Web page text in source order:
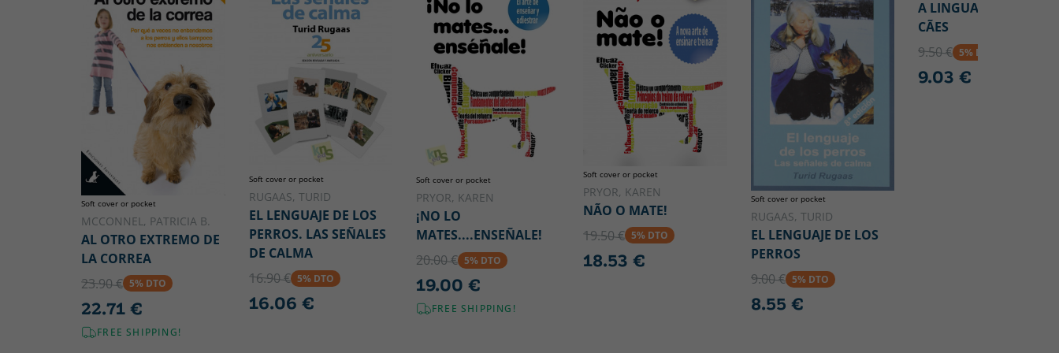
Soft cover or pocket
MCCONNEL, PATRICIA B.
AL OTRO EXTREMO DE
LA CORREA
23.90 € 5% DTO
22.71 €
FREE SHIPPING!
Soft cover or pocket
RUGAAS, TURID
EL LENGUAJE DE LOS
PERROS. LAS SEÑALES
DE CALMA
16.90 € 5% DTO
16.06 €
Soft cover or pocket
PRYOR, KAREN
¡NO LO
MATES....ENSEÑALE!
20.00 € 5% DTO
19.00 €
FREE SHIPPING!
Soft cover or pocket
PRYOR, KAREN
NÃO O MATE!
19.50 € 5% DTO
18.53 €
Soft cover or pocket
RUGAAS, TURID
EL LENGUAJE DE LOS
PERROS
9.00 € 5% DTO
8.55 €
A LINGUAGEM DOS
CÃES
9.50 € 5% DTO
9.03 €